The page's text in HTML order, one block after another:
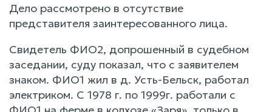
Дело рассмотрено в отсутствие
представителя заинтересованного лица.
Свидетель ФИО2, допрошенный в судебном
заседании, суду показал, что с заявителем
знаком. ФИО1 жил в д. Усть-Бельск, работал
электриком. С 1978 г. по 1999г. работали с